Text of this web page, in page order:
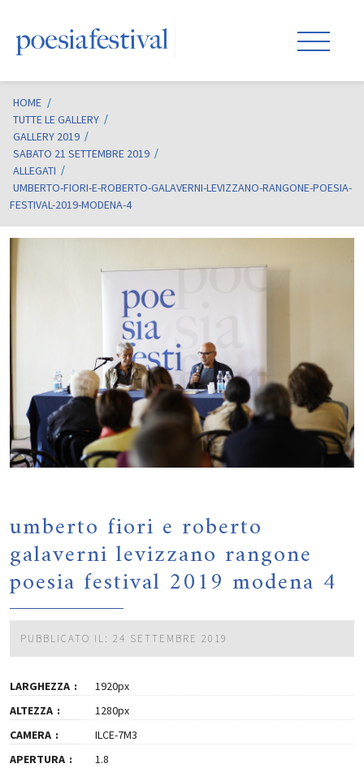
HOME /
TUTTE LE GALLERY
GALLERY 2019
SABATO 21 SETTEMBRE 2019
ALLEGATI
UMBERTO-FIORI-E-ROBERTO-GALAVERNI-LEVIZZANO-RANGONE-POESIA-
FESTIVAL-2019-MODENA-4
umberto fiori e roberto
galaverni levizzano rangone
poesia festival 2019 modena 4
PUBBLICATO IL: 24 SETTEMBRE 2019
LARGHEZZA
1920px
ALTEZZA
1280px
CAMERA
ILCE-7M3
APERTURA
1.8